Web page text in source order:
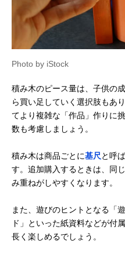
Photo by iStock
積み木のピース量は、子供の
ら買い足していく選択肢もあ
てより複雑な「作品」作りに
数も考慮しましょう。
積み木は商品ごとに基尺 と呼
す。追加購入するときは、同
み重ねがしやすくなります。
また、遊びのヒントとなる「
ド」といった紙資料などが付
長く楽しめるでしょう。